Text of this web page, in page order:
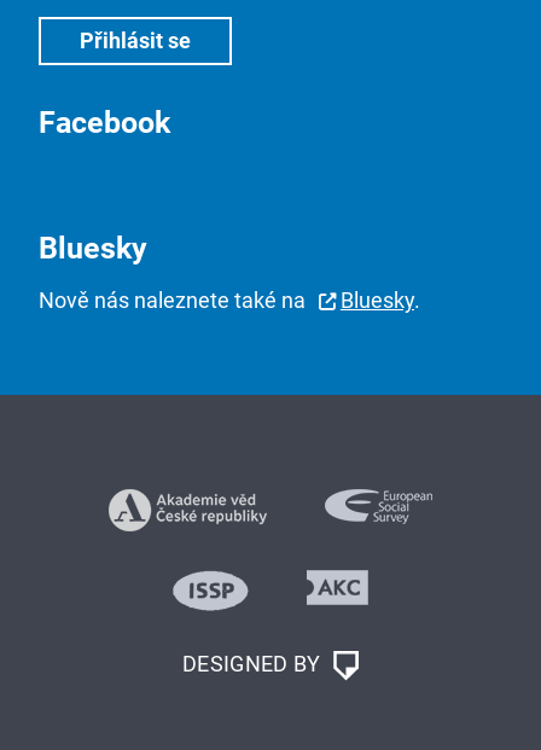
Facebook
Bluesky
Nově nás naleznete také na Bluesky.
DESIGNED BY